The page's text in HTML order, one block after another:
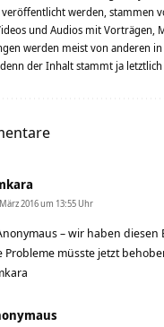
werden, stammen
und Audios mit Vorträgen,
werden meist von anderen
der Inhalt stammt ja letztlich
2016 um 13:55 Uhr
– wir haben
Probleme müsste jetzt